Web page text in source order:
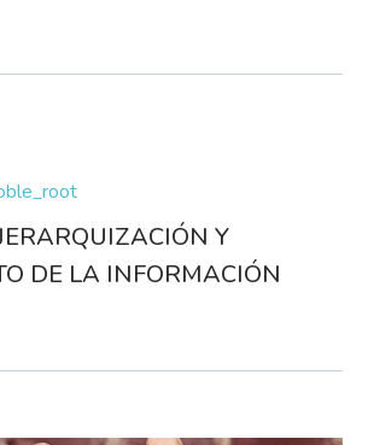
Y
DE LA INFORMACIÓN